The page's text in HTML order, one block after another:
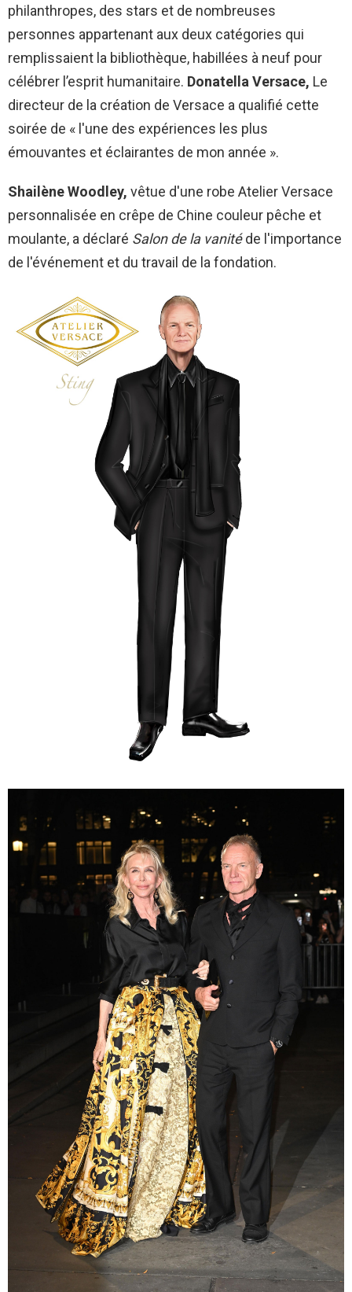
philanthropes, des stars et de nombreuses
personnes appartenant aux deux catégories qui
remplissaient la bibliothèque, habillées à neuf pour
célébrer l’esprit humanitaire. Donatella Versace, Le
directeur de la création de Versace a qualifié cette
soirée de « l'une des expériences les plus
émouvantes et éclairantes de mon année ».
Shailène Woodley, vêtue d'une robe Atelier Versace
personnalisée en crêpe de Chine couleur pêche et
moulante, a déclaré Salon de la vanitéde l'importance
de l'événement et du travail de la fondation.